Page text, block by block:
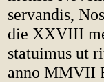
servandis,
die XXVIII
statuimus ut
anno MMVII